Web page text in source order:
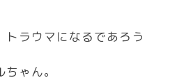
ラウマになるであろう
ゃん。